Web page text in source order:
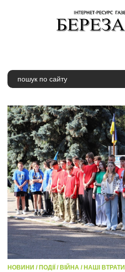
НОВИНИ / ПОДІЇ / ВІЙНА / НАШІ ВТРАТИ